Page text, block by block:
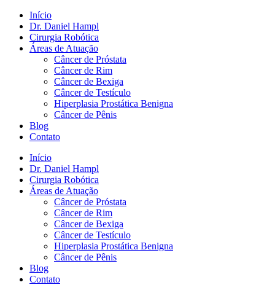
Início
Dr. Daniel Hampl
Cirurgia Robótica
Áreas de Atuação
Câncer de Próstata
Câncer de Rim
Câncer de Bexiga
Câncer de Testículo
Hiperplasia Prostática Benigna
Câncer de Pênis
Blog
Contato
Início
Dr. Daniel Hampl
Cirurgia Robótica
Áreas de Atuação
Câncer de Próstata
Câncer de Rim
Câncer de Bexiga
Câncer de Testículo
Hiperplasia Prostática Benigna
Câncer de Pênis
Blog
Contato